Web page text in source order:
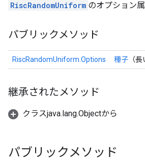
RiscRandomUniform のオプション
パブリックメソッド
RiscRandomUniform.Options 種子 （
継承されたメソッド
クラスjava.lang.Objectから
パブリックメソッド